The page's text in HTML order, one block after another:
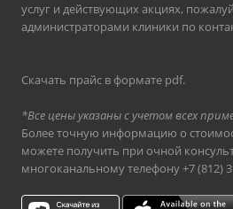
услуг и действующих акциях,
администраторами клиники по
Скачать прайс в формате pdf.
*Все цены указаны с учетом всех
Более точную информацию о
можете получить при очной
многоканальному телефону+7 (812)